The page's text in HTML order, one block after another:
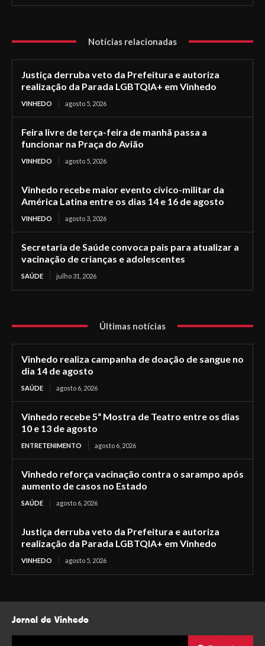
Notícias relacionadas
Justiça derruba veto da Prefeitura e autoriza
realização da Parada LGBTQIA+ em Vinhedo
VINHEDO agosto 5, 2026
Feira livre de terça-feira de manhã passa a
funcionar na Praça do Avião
VINHEDO agosto 5, 2026
Vinhedo recebe maior evento cívico-militar da
América Latina entre os dias 14 e 16 de agosto
VINHEDO agosto 3, 2026
Secretaria de Saúde convoca pais para atualizar a
vacinação de crianças e adolescentes
SAÚDE julho 31, 2026
Últimas notícias
Vinhedo realiza campanha de doação de sangue no
dia 14 de agosto
SAÚDE agosto 6, 2026
Vinhedo recebe 5ª Mostra de Teatro entre os dias
10 e 13 de agosto
ENTRETENIMENTO agosto 6, 2026
Vinhedo reforça vacinação contra o sarampo após
aumento de casos no Estado
SAÚDE agosto 6, 2026
Justiça derruba veto da Prefeitura e autoriza
realização da Parada LGBTQIA+ em Vinhedo
VINHEDO agosto 5, 2026
Jornal de Vinhedo